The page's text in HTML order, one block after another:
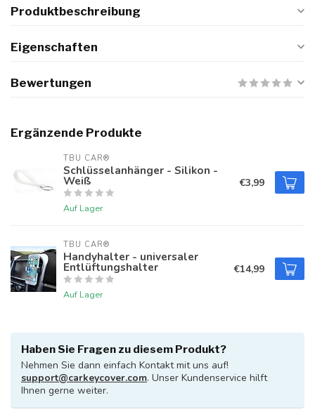
Produktbeschreibung
Eigenschaften
Bewertungen
Ergänzende Produkte
TBU CAR®
Schlüsselanhänger - Silikon -
Weiß
Auf Lager
€3,99
TBU CAR®
Handyhalter - universaler
Entlüftungshalter
Auf Lager
€14,99
Haben Sie Fragen zu diesem Produkt?
Nehmen Sie dann einfach Kontakt mit uns auf!
support@carkeycover.com. Unser Kundenservice hilft
Ihnen gerne weiter.